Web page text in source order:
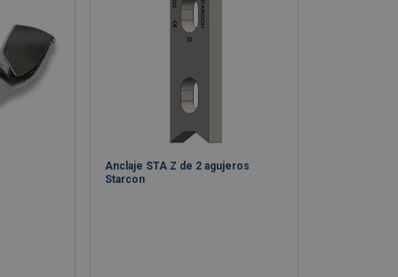
Anclaje STA Z de 2 agujeros
Starcon